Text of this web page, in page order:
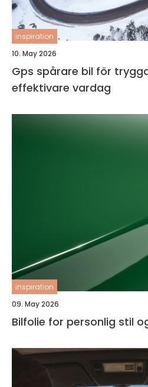
inspiration
10. May 2026
Gps spårare bil för
effektivare vardag
inspiration
09. May 2026
Bilfolie for personlig stil